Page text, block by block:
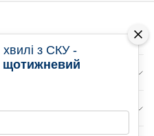
з СКУ -
щотижневий